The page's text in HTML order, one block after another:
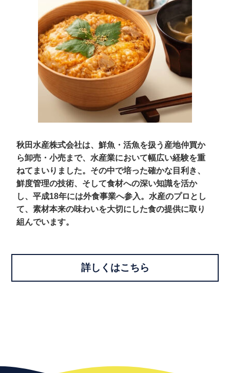
秋田水産株式会社は、鮮魚・活魚を扱う産地仲買か
ら卸売・小売まで、水産業において幅広い経験を重
ねてまいりました。その中で培った確かな目利き、
鮮度管理の技術、そして食材への深い知識を活か
し、平成18年には外食事業へ参入。水産のプロとし
て、素材本来の味わいを大切にした食の提供に取り
組んでいます。
詳しくはこちら